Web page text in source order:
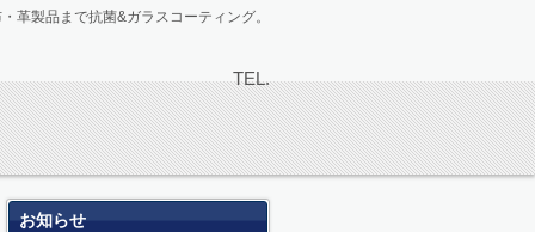
革製品まで抗菌&ガラスコーティング。
TEL.
お知らせ